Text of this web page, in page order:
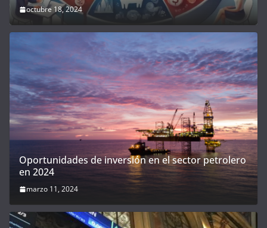
octubre 18, 2024
Oportunidades de inversión en el sector petrolero
en 2024
marzo 11, 2024